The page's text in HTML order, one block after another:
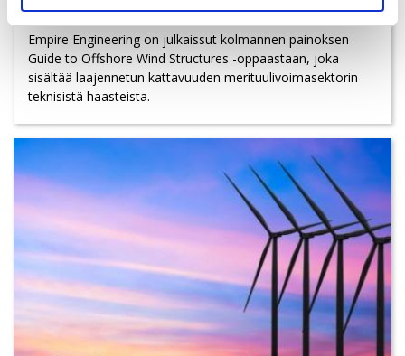
04.08.2026, kello 10:01
Empire Engineering on julkaissut kolmannen painoksen
Guide to Offshore Wind Structures -oppaastaan, joka
sisältää laajennetun kattavuuden merituulivoimasektorin
teknisistä haasteista.